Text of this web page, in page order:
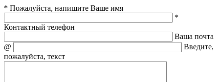
* Пожалуйста, напишите Ваше имя
*
Контактный телефон
Ваша почта
@
Введите,
пожалуйста, текст